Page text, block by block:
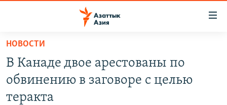
Вернуться
основному
содержанию
КАЗАХСТАН
НОВОСТИ
НОВОСТИ
В Канаде двое арестованы по
обвинению в заговоре с целью
теракта